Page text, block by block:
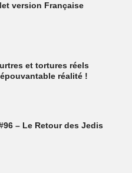
version Française
et tortures réels
réalité !
– Le Retour des Jedis